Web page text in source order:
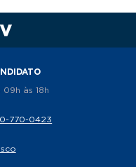
às 18h
770-0423